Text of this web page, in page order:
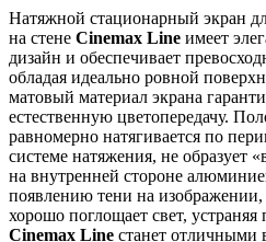
Натяжной стационарный экран
на стене Cinemax Line имеет
дизайн и обеспечивает
обладая идеально ровной
матовый материал экрана
естественную цветопередачу.
равномерно натягивается по
системе натяжения, не образует
на внутренней стороне
появлению тени на
хорошо поглощает свет, устраняя
Cinemax Line станет отличными